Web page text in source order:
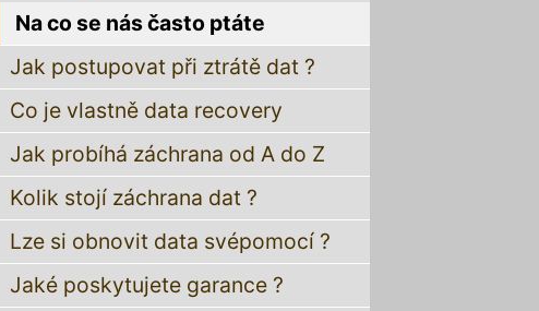
Na co se nás často ptáte
Jak postupovat při ztrátě dat ?
Co je vlastně data recovery
Jak probíhá záchrana od A do Z
Kolik stojí záchrana dat ?
Lze si obnovit data svépomocí ?
Jaké poskytujete garance ?